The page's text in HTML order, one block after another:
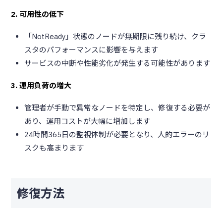
2. 可用性の低下
「NotReady」状態のノードが無期限に残り続け、クラ
スタのパフォーマンスに影響を与えます
サービスの中断や性能劣化が発生する可能性があります
3. 運用負荷の増大
管理者が手動で異常なノードを特定し、修復する必要が
あり、運用コストが大幅に増加します
24時間365日の監視体制が必要となり、人的エラーのリ
スクも高まります
修復方法